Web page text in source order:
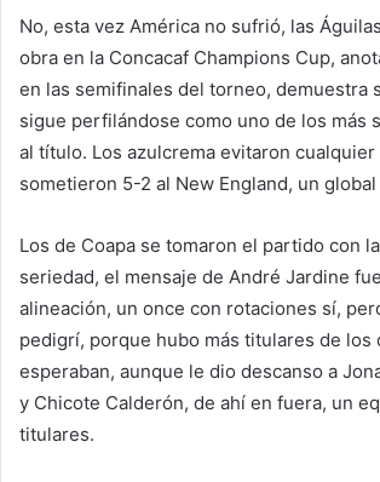
No, esta vez América no sufrió, las
obra en la Concacaf Champions Cup,
en las semifinales del torneo, demuestra
sigue perfilándose como uno de los más
al título. Los azulcrema evitaron
sometieron 5-2 al New England, un
Los de Coapa se tomaron el partido con
seriedad, el mensaje de André Jardine
alineación, un once con rotaciones sí,
pedigrí, porque hubo más titulares de los
esperaban, aunque le dio descanso a
y Chicote Calderón, de ahí en fuera, un
titulares.